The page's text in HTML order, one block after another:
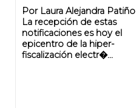
Por Laura Alejandra Patiño
La recepción de estas
notificaciones es hoy el
epicentro de la hiper-
fiscalización electr�...